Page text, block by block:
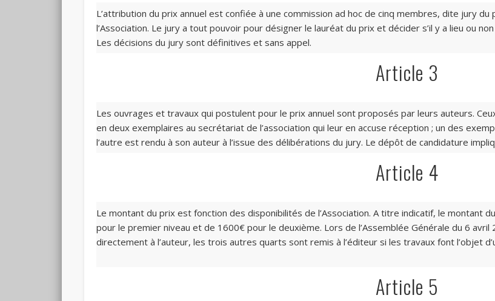
L’attribution du prix annuel est confiée à une commission ad hoc de cinq membres, dite jury
l’Association. Le jury a tout pouvoir pour désigner le lauréat du prix et décider s’il y a lieu ou
Les décisions du jury sont définitives et sans appel.
Article 3
Les ouvrages et travaux qui postulent pour le prix annuel sont proposés par leurs auteurs.
en deux exemplaires au secrétariat de l’association qui leur en accuse réception ; un des
l’autre est rendu à son auteur à l’issue des délibérations du jury. Le dépôt de candidature
Article 4
Le montant du prix est fonction des disponibilités de l’Association. A titre indicatif, le montant
pour le premier niveau et de 1600€ pour le deuxième. Lors de l’Assemblée Générale du 6
directement à l’auteur, les trois autres quarts sont remis à l’éditeur si les travaux font l’objet
Article 5